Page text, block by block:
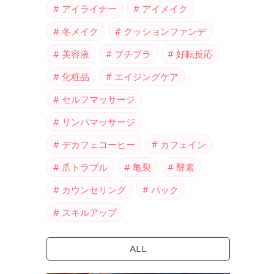
アイライナー
アイメイク
冬メイク
クッションファンデ
美容液
プチプラ
好転反応
化粧品
エイジングケア
セルフマッサージ
リンパマッサージ
デカフェコーヒー
カフェイン
爪トラブル
亀裂
酵素
カウンセリング
パック
スキルアップ
ALL